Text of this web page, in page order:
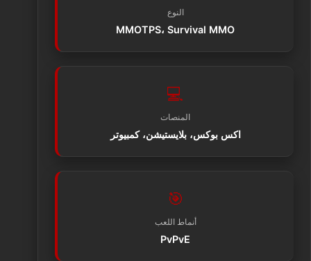
النوع
MMOTPS، Survival MMO
💻
المنصات
اكس بوكس، بلايستيشن، كمبيوتر
🎯
أنماط اللعب
PvPvE